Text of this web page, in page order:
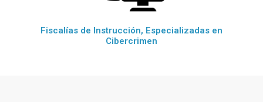
Fiscalías de Instrucción, Especializadas en
Cibercrimen